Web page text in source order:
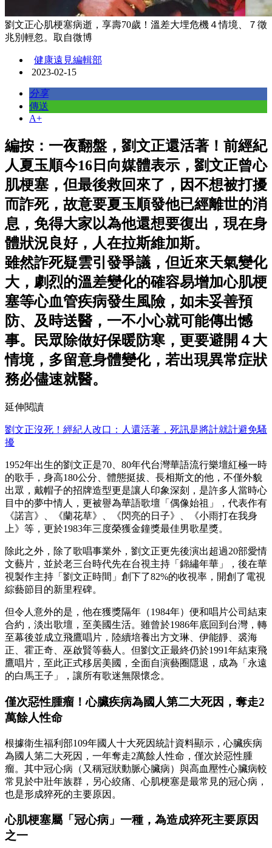
劉文正心肌梗塞病逝，享壽70歲！溫差大埋危機４情境、７徵
兆別輕忽。取自微博
健康遠見編輯部
2023-02-15
分享
傳送
A+
編按：一夜翻盤，劉文正還活著！前經紀
人夏玉順今16日向媒體表示，劉文正曾心
肌梗塞，但最後救回來了，因不想被打擾
而詐死，故意要夏玉順發他已經離世的消
息，免得大家以為他還想要復出，現在身
體狀況良好，人在拉斯維加斯。
雖然詐死疑雲引發爭議，但近來天氣變化
大，劇烈的溫差變化的確容易增加心肌梗
塞等心血管疾病發生風險，如未妥善預
防、及時送醫，一不小心就可能傳出憾
事。民眾除做好保暖防寒，更要避開４大
情境，多留意身體變化，若出現異常症狀
務必儘速就醫。
延伸閱讀
劉文正沒死！經紀人改口：人還活著，死訊是將計就計避免騷
擾
1952年出生的劉文正是70、80年代台灣華語流行樂壇紅極一時
的歌手，身高180公分、體態挺拔、長相斯文的他，不僅外貌
出眾，戴帽子的招牌造型更是讓人印象深刻，是許多人當時心
目中的夢中情人，更被譽為華語歌壇「偶像始祖」，代表作有
《諾言》、《蘭花草》、《閃亮的日子》、《小雨打在我身
上》等，更於1983年三度榮獲金鐘獎最佳男歌星獎。
除此之外，除了歌唱事業外，劉文正更先後演出超過20部愛情
文藝片，並於老三台時代先在台視主持「錦繡年華」，後在華
視製作主持「劉文正時間」創下了82%的收視率，開創了電視
綜藝節目的新里程碑。
但令人意外的是，他在獲獎隔年（1984年）便和唱片公司結束
合約，淡出歌壇，至美國生活。雖曾於1986年底回到台灣，轉
至幕後並成立飛鷹唱片，陸續培養出方文琳、伊能靜、裘海
正、霍正奇、巫啟賢等藝人。但劉文正最終仍於1991年結束飛
鷹唱片，至此正式移居美國，全面自演藝圈隱退，成為「永遠
的白馬王子」，讓所有歌迷無限懷念。
僅次惡性腫瘤！心臟疾病為國人第二大死因，奪走2
萬餘人性命
根據衛生福利部109年國人十大死因統計資料顯示，心臟疾病
為國人第二大死因，一年奪走2萬餘人性命，僅次於惡性腫
瘤。其中冠心病（又稱冠狀動脈心臟病）與高血壓性心臟病較
常見於中壯年族群，另心絞痛、心肌梗塞是最常見的冠心病，
也是形成猝死的主要原因。
心肌梗塞屬「冠心病」一種，為造成猝死主要原因
之一